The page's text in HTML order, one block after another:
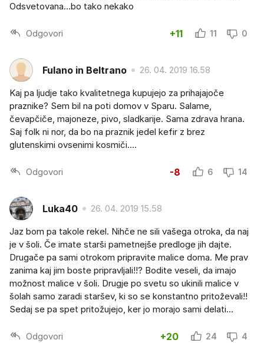
Odsvetovana...bo tako nekako
Odgovori +11 11 0
Fulano in Beltrano 26. 04. 2019 16.58
Kaj pa ljudje tako kvalitetnega kupujejo za prihajajoče
praznike? Sem bil na poti domov v Sparu. Salame,
čevapčiče, majoneze, pivo, sladkarije. Sama zdrava hrana.
Saj folk ni nor, da bo na praznik jedel kefir z brez
glutenskimi ovsenimi kosmiči....
Odgovori -8 6 14
Luka40 26. 04. 2019 15.58
Jaz bom pa takole rekel. Nihče ne sili vašega otroka, da naj
je v šoli. Če imate starši pametnejše predloge jih dajte.
Drugače pa sami otrokom pripravite malice doma. Me prav
zanima kaj jim boste pripravljali!!? Bodite veseli, da imajo
možnost malice v šoli. Drugje po svetu so ukinili malice v
šolah samo zaradi staršev, ki so se konstantno pritoževali!!
Sedaj se pa spet pritožujejo, ker jo morajo sami delati...
Odgovori +20 24 4